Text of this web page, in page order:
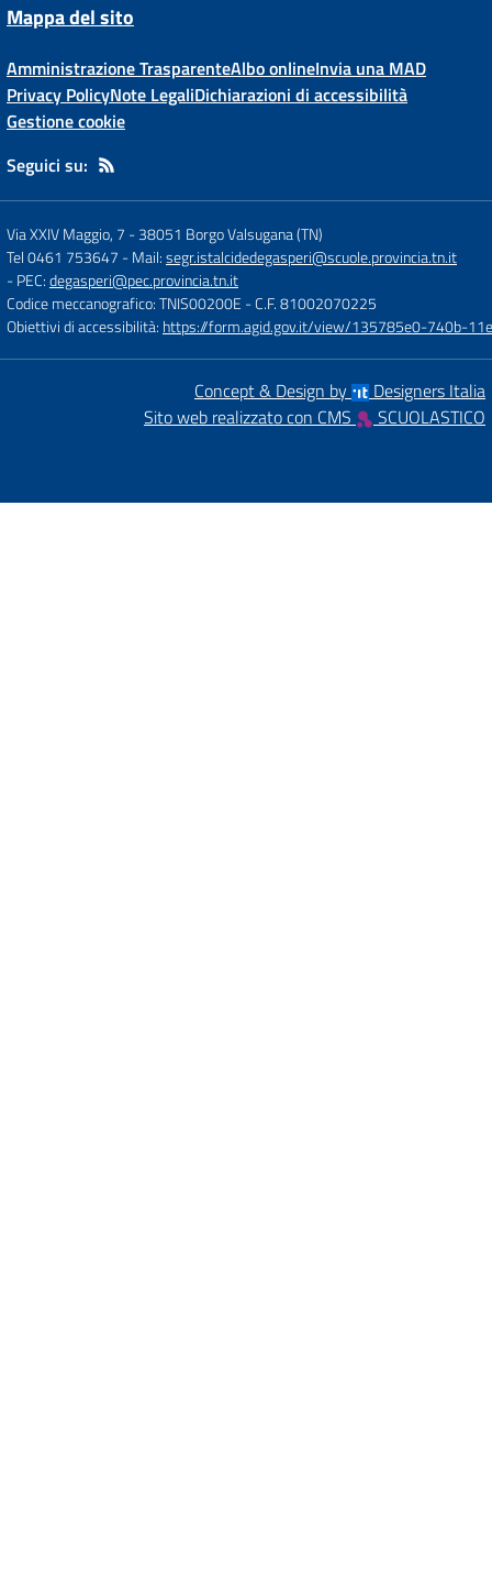
Mappa del sito
Amministrazione TrasparenteAlbo onlineInvia una MAD
Privacy PolicyNote LegaliDichiarazioni di accessibilità
Gestione cookie
Seguici su:
Via XXIV Maggio, 7 -38051 Borgo Valsugana (TN)
Tel 0461 753647 - Mail:segr.istalcidedegasperi@scuole.provincia.tn.it
- PEC:degasperi@pec.provincia.tn.it
Codice meccanografico: TNIS00200E - C.F. 81002070225
Obiettivi di accessibilità: https://form.agid.gov.it/view/135785e0-740b-
Concept & Design by
Designers Italia
Sito web realizzato con CMS
SCUOLASTICO